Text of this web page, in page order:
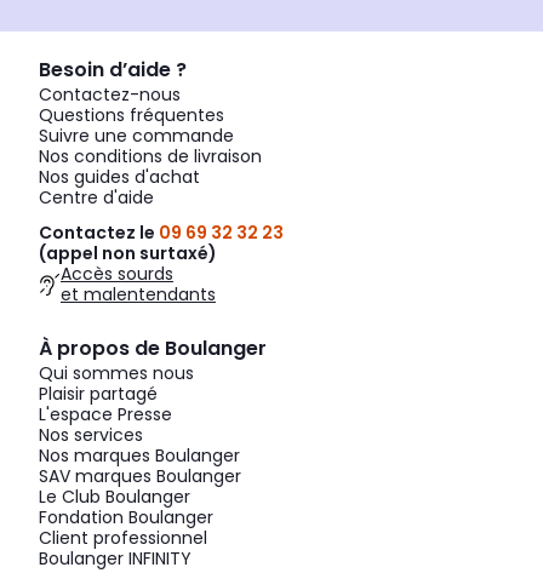
Besoin d’aide ?
Contactez-nous
Questions fréquentes
Suivre une commande
Nos conditions de livraison
Nos guides d'achat
Centre d'aide
Contactez le 09 69 32 32 23
(appel non surtaxé)
Accès sourds
et malentendants
À propos de Boulanger
Qui sommes nous
Plaisir partagé
L'espace Presse
Nos services
Nos marques Boulanger
SAV marques Boulanger
Le Club Boulanger
Fondation Boulanger
Client professionnel
Boulanger INFINITY